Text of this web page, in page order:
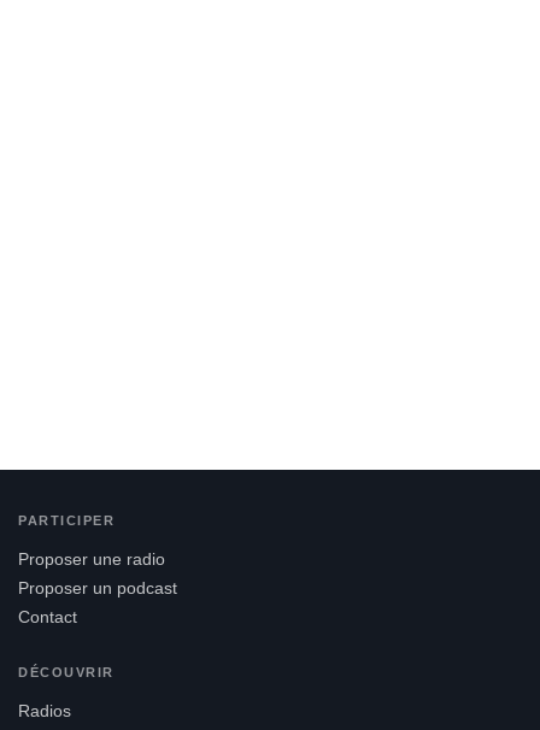
PARTICIPER
Proposer une radio
Proposer un podcast
Contact
DÉCOUVRIR
Radios